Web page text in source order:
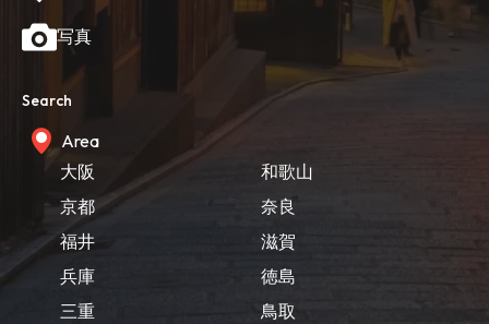
写真
Search
Area
大阪
京都
福井
兵庫
三重
和歌山
奈良
滋賀
徳島
鳥取